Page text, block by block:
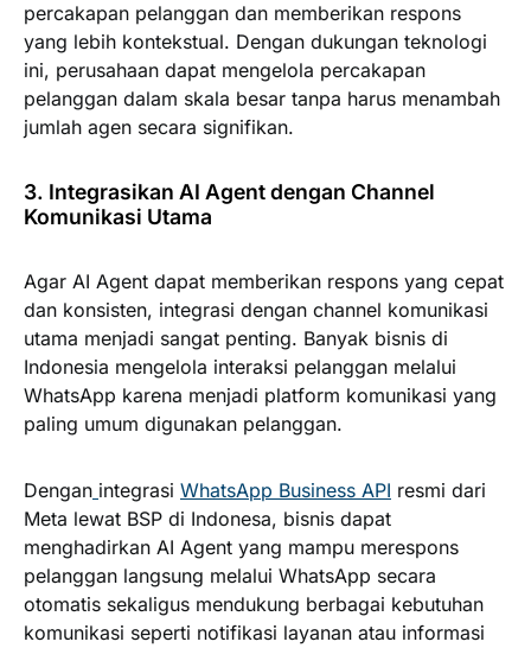
percakapan pelanggan dan memberikan respons
yang lebih kontekstual. Dengan dukungan teknologi
ini, perusahaan dapat mengelola percakapan
pelanggan dalam skala besar tanpa harus menambah
jumlah agen secara signifikan.
3. Integrasikan AI Agent dengan Channel
Komunikasi Utama
Agar AI Agent dapat memberikan respons yang cepat
dan konsisten, integrasi dengan channel komunikasi
utama menjadi sangat penting. Banyak bisnis di
Indonesia mengelola interaksi pelanggan melalui
WhatsApp karena menjadi platform komunikasi yang
paling umum digunakan pelanggan.
Dengan integrasi WhatsApp Business API resmi dari
Meta lewat BSP di Indonesa, bisnis dapat
menghadirkan AI Agent yang mampu merespons
pelanggan langsung melalui WhatsApp secara
otomatis sekaligus mendukung berbagai kebutuhan
komunikasi seperti notifikasi layanan atau informasi